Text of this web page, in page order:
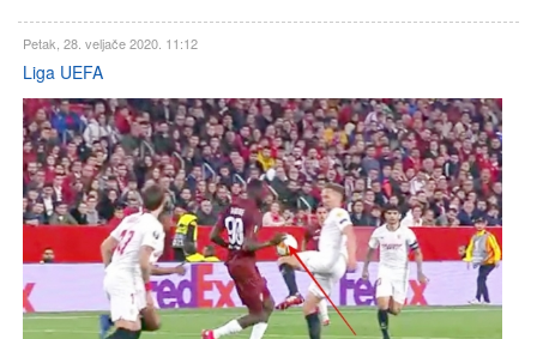
Petak, 28. veljače 2020. 11:12
Liga UEFA